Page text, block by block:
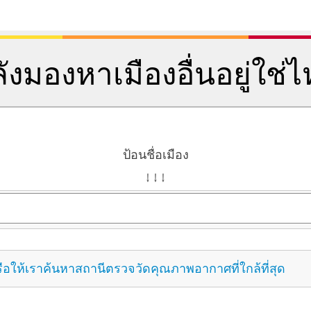
มองหาเมืองอื่นอยู่ใช่
ป้อนชื่อเมือง
↓ ↓ ↓
อให้เราค้นหาสถานีตรวจวัดคุณภาพอากาศที่ใกล้ที่สุด